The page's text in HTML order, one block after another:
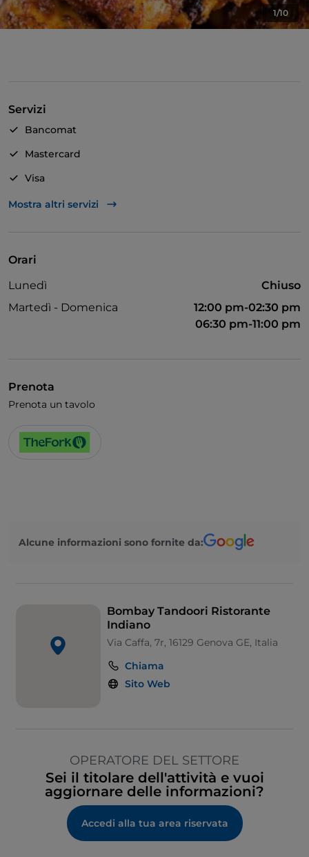
1/10
Servizi
Bancomat
Mastercard
Visa
Accesso disabili
Mostra altri servizi
Orari
Lunedì
Chiuso
Martedì - Domenica
12:00 pm-02:30 pm
06:30 pm-11:00 pm
Prenota
Prenota un tavolo
Alcune informazioni sono fornite da:
Bombay Tandoori Ristorante
Indiano
Via Caffa, 7r, 16129 Genova GE, Italia
Chiama
Sito Web
OPERATORE DEL SETTORE
Sei il titolare dell'attività e vuoi
aggiornare delle informazioni?
Accedi alla tua area riservata